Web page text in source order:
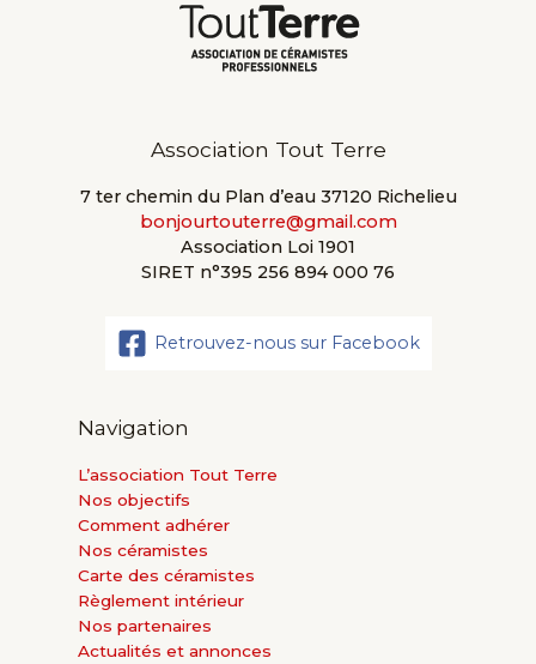
Association Tout Terre
7 ter chemin du Plan d’eau 37120 Richelieu
bonjourtouterre@gmail.com
Association Loi 1901
SIRET n°395 256 894 000 76
Retrouvez-nous sur Facebook
Navigation
L’association Tout Terre
Nos objectifs
Comment adhérer
Nos céramistes
Carte des céramistes
Règlement intérieur
Nos partenaires
Actualités et annonces